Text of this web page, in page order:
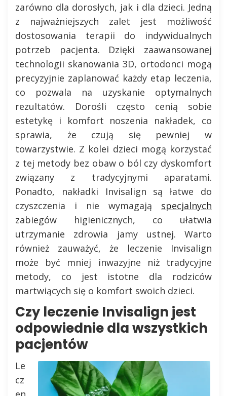
zarówno dla dorosłych, jak i dla dzieci. Jedną
z najważniejszych zalet jest możliwość
dostosowania terapii do indywidualnych
potrzeb pacjenta. Dzięki zaawansowanej
technologii skanowania 3D, ortodonci mogą
precyzyjnie zaplanować każdy etap leczenia,
co pozwala na uzyskanie optymalnych
rezultatów. Dorośli często cenią sobie
estetykę i komfort noszenia nakładek, co
sprawia, że czują się pewniej w
towarzystwie. Z kolei dzieci mogą korzystać
z tej metody bez obaw o ból czy dyskomfort
związany z tradycyjnymi aparatami.
Ponadto, nakładki Invisalign są łatwe do
czyszczenia i nie wymagają specjalnych
zabiegów higienicznych, co ułatwia
utrzymanie zdrowia jamy ustnej. Warto
również zauważyć, że leczenie Invisalign
może być mniej inwazyjne niż tradycyjne
metody, co jest istotne dla rodziców
martwiących się o komfort swoich dzieci.
Czy leczenie Invisalign jest
odpowiednie dla wszystkich
pacjentów
Le
cz